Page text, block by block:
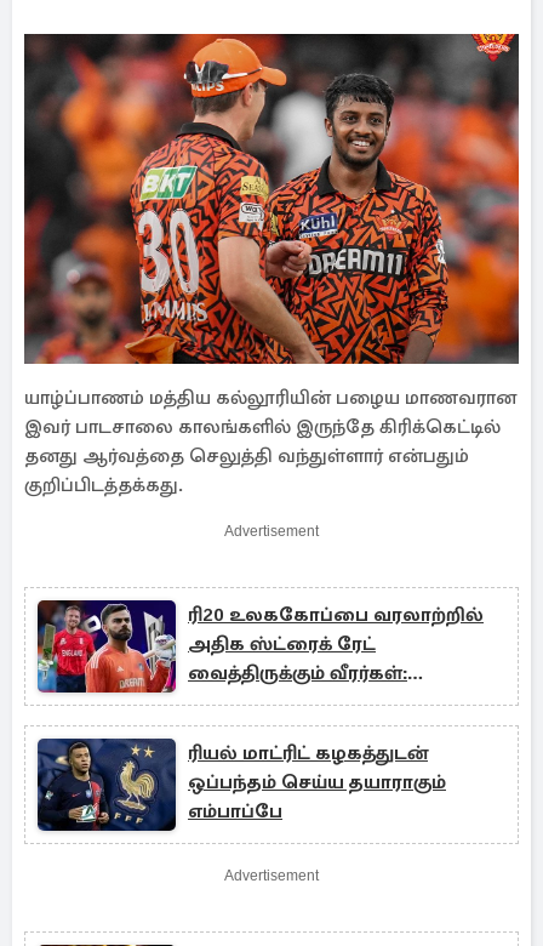
யாழ்ப்பாணம் மத்திய கல்லூரியின் பழைய மாணவரான
இவர் பாடசாலை காலங்களில் இருந்தே கிரிக்கெட்டில்
தனது ஆர்வத்தை செலுத்தி வந்துள்ளார் என்பதும்
குறிப்பிடத்தக்கது.
Advertisement
ரி20 உலககோப்பை வரலாற்றில்
அதிக ஸ்ட்ரைக் ரேட்
வைத்திருக்கும் வீரர்கள்:
முதலிடத்தில் யார்!
ரியல் மாட்ரிட் கழகத்துடன்
ஒப்பந்தம் செய்ய தயாராகும்
எம்பாப்பே
Advertisement